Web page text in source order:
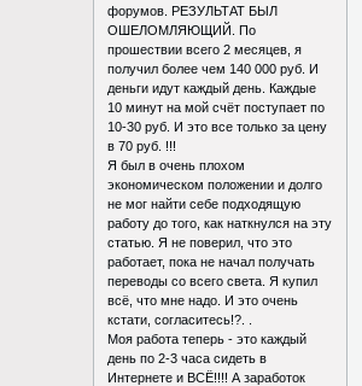
форумов. РЕЗУЛЬТАТ БЫЛ
ОШЕЛОМЛЯЮЩИЙ. По
прошествии всего 2 месяцев, я
получил более чем 140 000 руб. И
деньги идут каждый день. Каждые
10 минут на мой счёт поступает по
10-30 руб. И это все только за цену
в 70 руб. !!!
Я был в очень плохом
экономическом положении и долго
не мог найти себе подходящую
работу до того, как наткнулся на эту
статью. Я не поверил, что это
работает, пока не начал получать
переводы со всего света. Я купил
всё, что мне надо. И это очень
кстати, согласитесь!?. .
Моя работа теперь - это каждый
день по 2-3 часа сидеть в
Интернете и ВСЁ!!!! А заработок